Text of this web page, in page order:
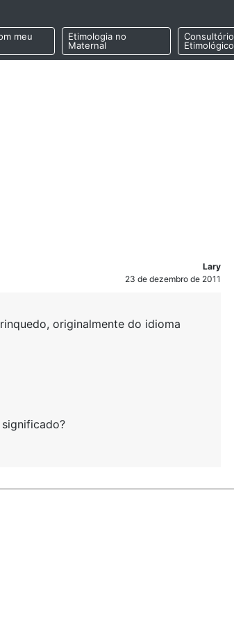
meu
Etimologia no
Maternal
Consultório
Etimológico
Lary
23 de dezembro de 2011
originalmente do idioma